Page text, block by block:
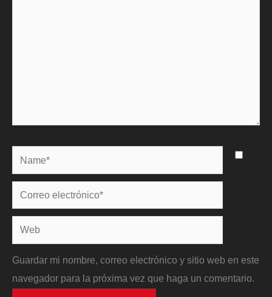
Name*
Correo
electrónico*
Web
Guardar mi nombre, correo electrónico y sitio web en este
navegador para la próxima vez que haga un comentario.